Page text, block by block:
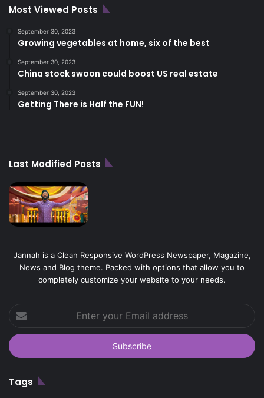
Most Viewed Posts
September 30, 2023
Growing vegetables at home, six of the best
September 30, 2023
China stock swoon could boost US real estate
September 30, 2023
Getting There is Half the FUN!
Last Modified Posts
Jannah is a Clean Responsive WordPress Newspaper, Magazine,
News and Blog theme. Packed with options that allow you to
completely customize your website to your needs.
your
Email
address
Tags